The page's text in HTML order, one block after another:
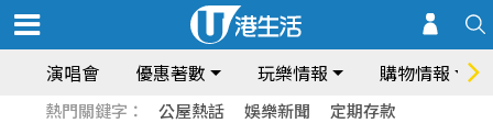
演唱會 優惠著數 玩樂情報 購物情報
熱門關鍵字： 公屋熱話 娛樂新聞 定期存款